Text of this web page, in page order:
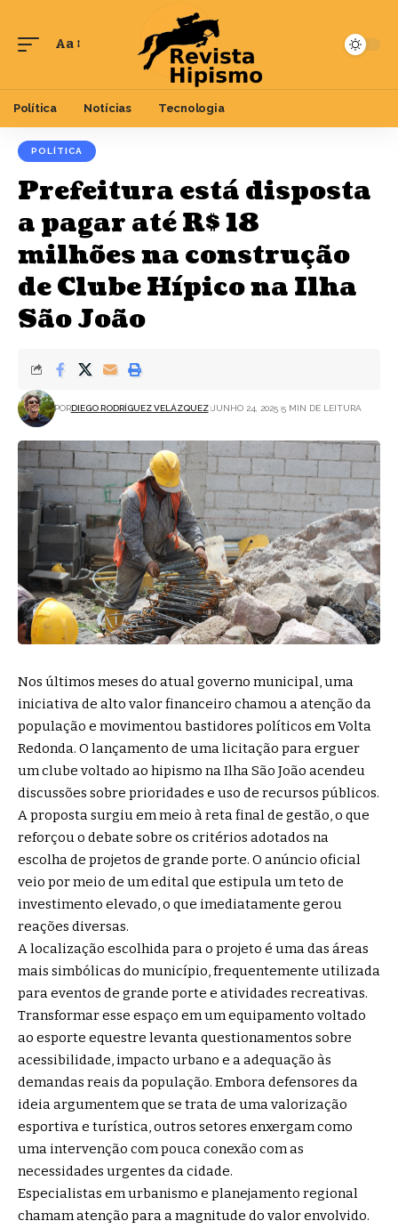
Aa
Política Notícias Tecnologia
POLÍTICA
Prefeitura está disposta
a pagar até R$ 18
milhões na construção
de Clube Hípico na Ilha
São João
PORDIEGO RODRÍGUEZ VELÁZQUEZ JUNHO 24, 2025 5 MIN DE LEITURA
Nos últimos meses do atual governo municipal, uma
iniciativa de alto valor financeiro chamou a atenção da
população e movimentou bastidores políticos em Volta
Redonda. O lançamento de uma licitação para erguer
um clube voltado ao hipismo na Ilha São João acendeu
discussões sobre prioridades e uso de recursos públicos.
A proposta surgiu em meio à reta final de gestão, o que
reforçou o debate sobre os critérios adotados na
escolha de projetos de grande porte. O anúncio oficial
veio por meio de um edital que estipula um teto de
investimento elevado, o que imediatamente gerou
reações diversas.
A localização escolhida para o projeto é uma das áreas
mais simbólicas do município, frequentemente utilizada
para eventos de grande porte e atividades recreativas.
Transformar esse espaço em um equipamento voltado
ao esporte equestre levanta questionamentos sobre
acessibilidade, impacto urbano e a adequação às
demandas reais da população. Embora defensores da
ideia argumentem que se trata de uma valorização
esportiva e turística, outros setores enxergam como
uma intervenção com pouca conexão com as
necessidades urgentes da cidade.
Especialistas em urbanismo e planejamento regional
chamam atenção para a magnitude do valor envolvido.